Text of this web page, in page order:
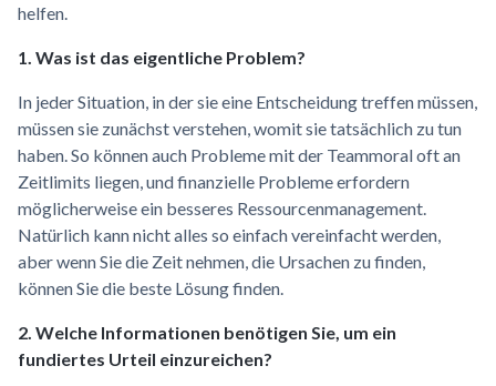
helfen.
1. Was ist das eigentliche Problem?
In jeder Situation, in der sie eine Entscheidung treffen müssen,
müssen sie zunächst verstehen, womit sie tatsächlich zu tun
haben. So können auch Probleme mit der Teammoral oft an
Zeitlimits liegen, und finanzielle Probleme erfordern
möglicherweise ein besseres Ressourcenmanagement.
Natürlich kann nicht alles so einfach vereinfacht werden,
aber wenn Sie die Zeit nehmen, die Ursachen zu finden,
können Sie die beste Lösung finden.
2. Welche Informationen benötigen Sie, um ein
fundiertes Urteil einzureichen?